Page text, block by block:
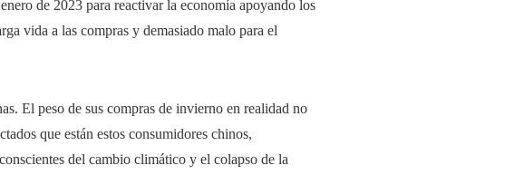
de 2023 para reactivar la economía apoyando los
vida a las compras y demasiado malo para el
El peso de sus compras de invierno en realidad no
que están estos consumidores chinos,
del cambio climático y el colapso de la